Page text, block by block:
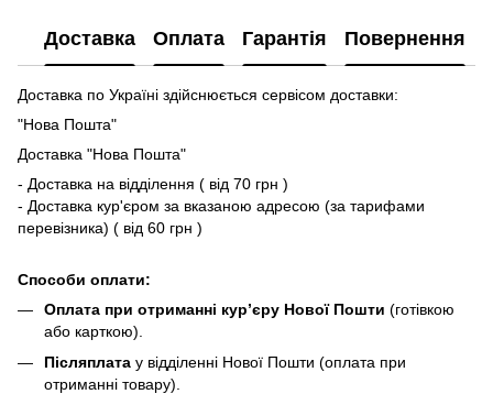
Доставка Оплата Гарантія Повернення
Доставка по Україні здійснюється сервісом доставки:
"Нова Пошта"
Доставка "Нова Пошта"
- Доставка на відділення ( від 70 грн )
- Доставка кур'єром за вказаною адресою (за тарифами
перевізника) ( від 60 грн )
Способи оплати:
Оплата при отриманні кур’єру Нової Пошти (готівкою
або карткою).
Післяплата у відділенні Нової Пошти (оплата при
отриманні товару).